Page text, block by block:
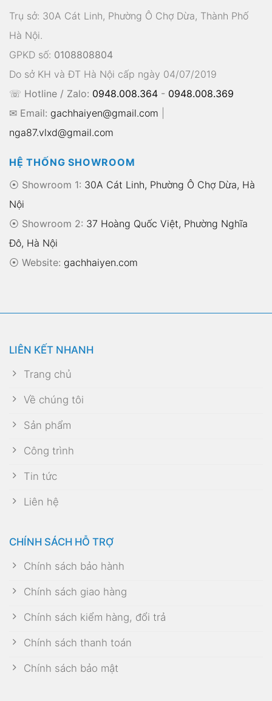
Trụ sở: 30A Cát Linh, Phường Ô Chợ Dừa, Thành Phố
Hà Nội.
GPKD số: 0108808804
Do sở KH và ĐT Hà Nội cấp ngày 04/07/2019
☏ Hotline / Zalo: 0948.008.364 - 0948.008.369
✉ Email: gachhaiyen@gmail.com
nga87.vlxd@gmail.com
HỆ THỐNG SHOWROOM
⦿ Showroom 1: 30A Cát Linh, Phường Ô Chợ Dừa, Hà
Nội
⦿ Showroom 2: 37 Hoàng Quốc Việt, Phường Nghĩa
Đô, Hà Nội
⦿ Website: gachhaiyen.com
LIÊN KẾT NHANH
Trang chủ
Về chúng tôi
Sản phẩm
Công trình
Tin tức
Liên hệ
CHÍNH SÁCH HỖ TRỢ
Chính sách bảo hành
Chính sách giao hàng
Chính sách kiểm hàng, đổi trả
Chính sách thanh toán
Chính sách bảo mật